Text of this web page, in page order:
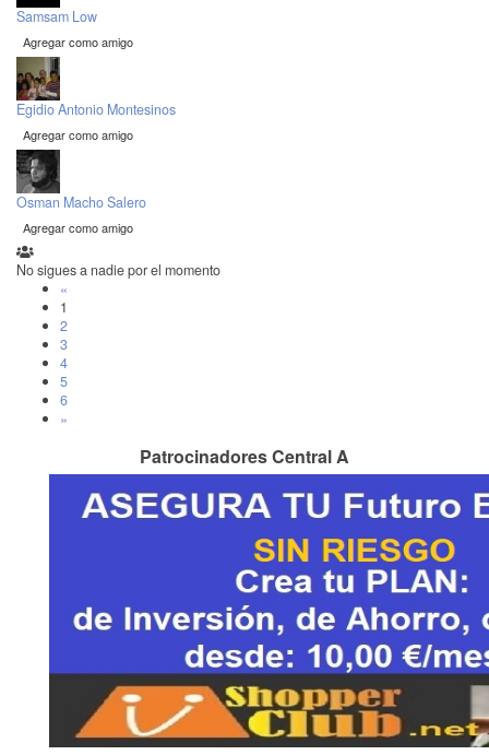
Samsam Low
Agregar como amigo
Egidio Antonio Montesinos
Agregar como amigo
Osman Macho Salero
Agregar como amigo
No sigues a nadie por el momento
«
1
2
3
4
5
6
»
Patrocinadores Central A